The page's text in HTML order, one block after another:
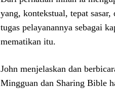
yang, kontekstual, tepat
tugas pelayanannya sebagai
mematikan itu.
John menjelaskan dan
Mingguan dan Sharing Bible